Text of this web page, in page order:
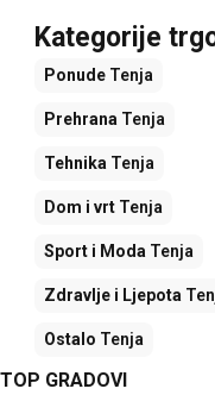
Kategorije
Ponude Tenja
Prehrana Tenja
Tehnika Tenja
Dom i vrt Tenja
Sport i Moda Tenja
Zdravlje i Ljepota
Ostalo Tenja
TOP GRADOVI